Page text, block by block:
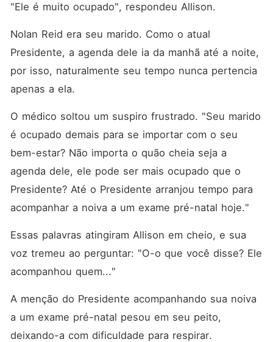
mais a esposa de Nolan,
arrependimento.
"Ele é muito ocupado", respondeu Allison.
Nolan Reid era seu marido. Como o atual
Presidente, a agenda dele ia da manhã até a noite,
por isso, naturalmente seu tempo nunca pertencia
apenas a ela.
O médico soltou um suspiro frustrado. "Seu marido
é ocupado demais para se importar com o seu
bem-estar? Não importa o quão cheia seja a
agenda dele, ele pode ser mais ocupado que o
Presidente? Até o Presidente arranjou tempo para
acompanhar a noiva a um exame pré-natal hoje."
Essas palavras atingiram Allison em cheio, e sua
voz tremeu ao perguntar: "O-o que você disse? Ele
acompanhou quem..."
A menção do Presidente acompanhando sua noiva
a um exame pré-natal pesou em seu peito,
deixando-a com dificuldade para respirar.